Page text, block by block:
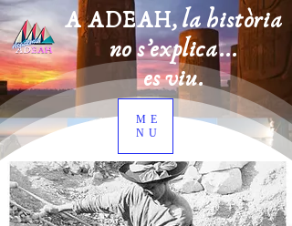
A ADEAH, la història
no s’explica...
es viu.
ME
NU